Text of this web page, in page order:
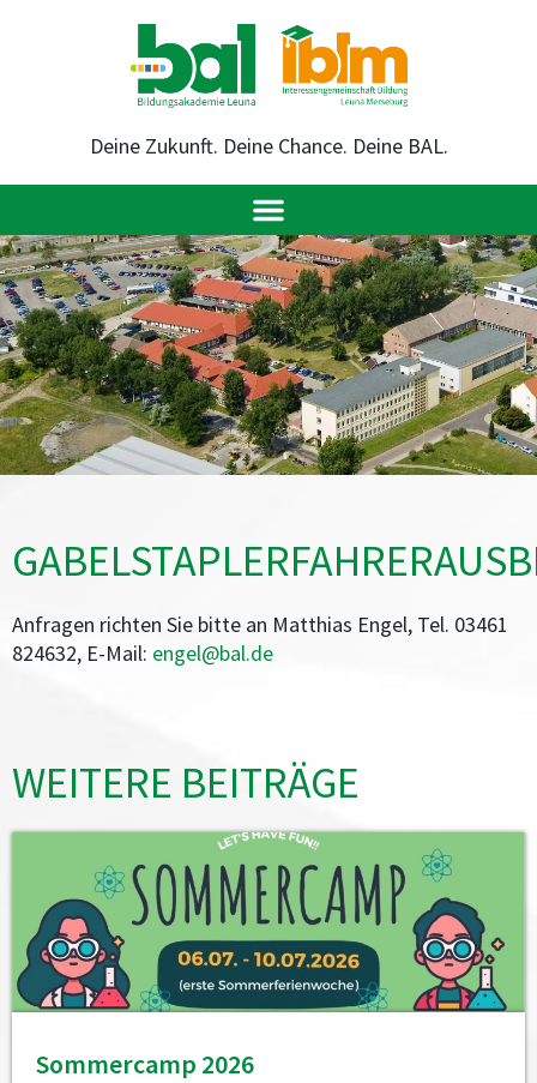
Deine Zukunft. Deine Chance. Deine BAL.
Anfragen richten Sie bitte an Matthias Engel, Tel. 03461
824632, E-Mail: engel@bal.de
WEITERE BEITRÄGE
Sommercamp 2026